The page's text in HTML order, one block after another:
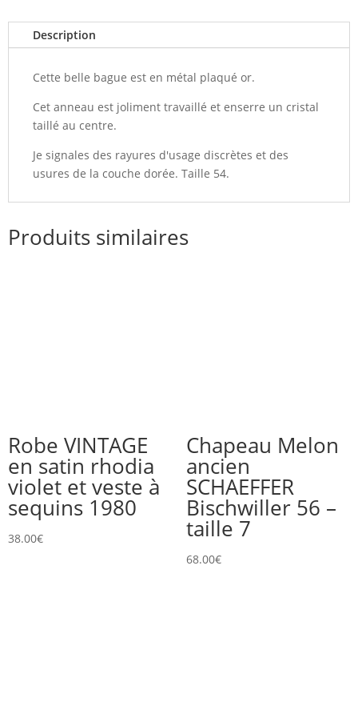
Description
Cette belle bague est en métal plaqué or.
Cet anneau est joliment travaillé et enserre un cristal
taillé au centre.
Je signales des rayures d'usage discrètes et des
usures de la couche dorée. Taille 54.
Produits similaires
Robe VINTAGE
en satin rhodia
violet et veste à
sequins 1980
38.00€
Chapeau Melon
ancien
SCHAEFFER
Bischwiller 56 –
taille 7
68.00€